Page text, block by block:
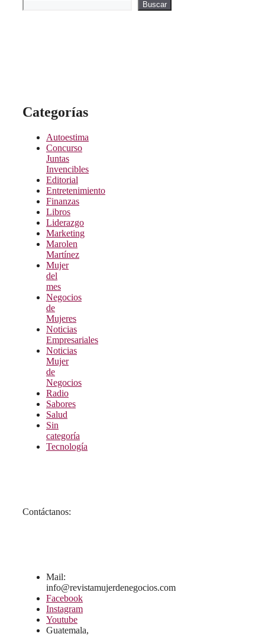
Buscar
Categorías
Autoestima
Concurso
Juntas
Invencibles
Editorial
Entretenimiento
Finanzas
Libros
Liderazgo
Marketing
Marolen
Martínez
Mujer
del
mes
Negocios
de
Mujeres
Noticias
Empresariales
Noticias
Mujer
de
Negocios
Radio
Sabores
Salud
Sin
categoría
Tecnología
Contáctanos:
Mail:
info@revistamujerdenegocios.com
Facebook
Instagram
Youtube
Guatemala,